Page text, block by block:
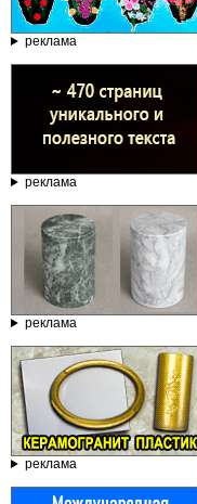
реклама
реклама
реклама
реклама